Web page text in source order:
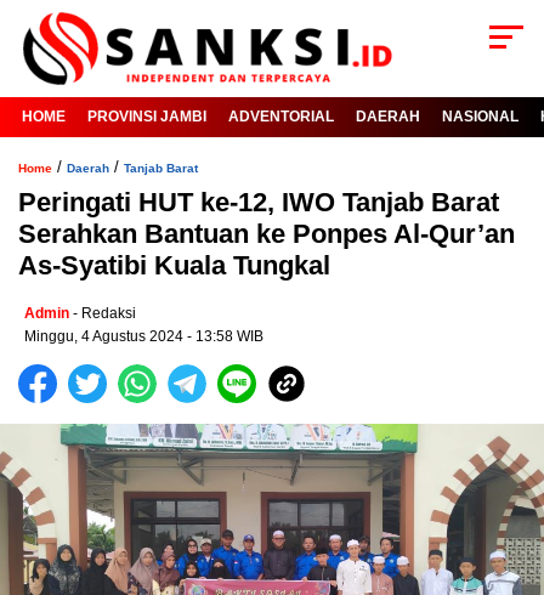
HOME PROVINSI JAMBI ADVENTORIAL DAERAH NASIONAL
Home / Daerah / Tanjab Barat
Peringati HUT ke-12, IWO Tanjab Barat
Serahkan Bantuan ke Ponpes Al-Qur’an
As-Syatibi Kuala Tungkal
Admin - Redaksi
Minggu, 4 Agustus 2024 - 13:58 WIB